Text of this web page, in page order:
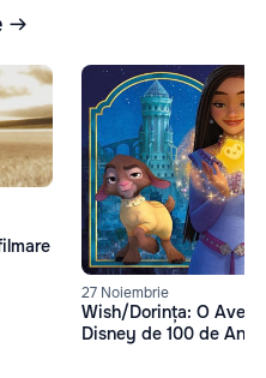
27 Noiembrie
Wish/Dorința: O
Disney de 100 de Ani